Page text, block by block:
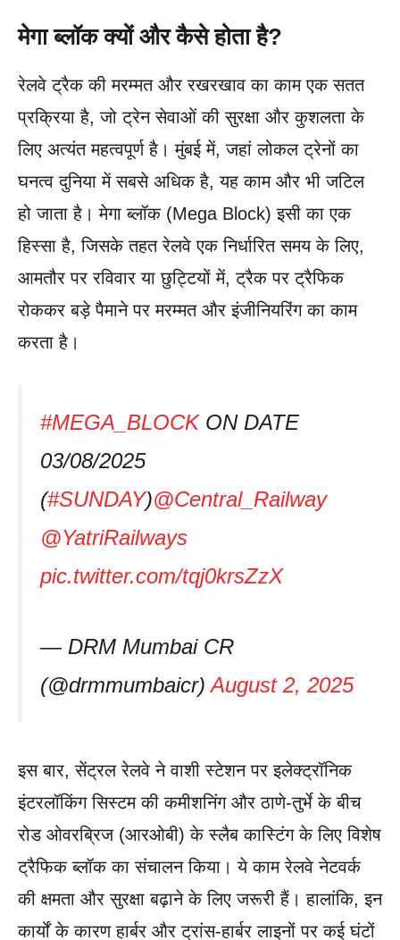
मेगा ब्लॉक क्यों और कैसे होता है?
रेलवे ट्रैक की मरम्मत और रखरखाव का काम एक सतत
प्रक्रिया है, जो ट्रेन सेवाओं की सुरक्षा और कुशलता के
लिए अत्यंत महत्वपूर्ण है। मुंबई में, जहां लोकल ट्रेनों का
घनत्व दुनिया में सबसे अधिक है, यह काम और भी जटिल
हो जाता है। मेगा ब्लॉक (Mega Block) इसी का एक
हिस्सा है, जिसके तहत रेलवे एक निर्धारित समय के लिए,
आमतौर पर रविवार या छुट्टियों में, ट्रैक पर ट्रैफिक
रोककर बड़े पैमाने पर मरम्मत और इंजीनियरिंग का काम
करता है।
#MEGA_BLOCKON DATE
03/08/2025
(#SUNDAY)@Central_Railway
@YatriRailways
pic.twitter.com/tqj0krsZzX
— DRM Mumbai CR
(@drmmumbaicr)August 2, 2025
इस बार, सेंट्रल रेलवे ने वाशी स्टेशन पर इलेक्ट्रॉनिक
इंटरलॉकिंग सिस्टम की कमीशनिंग और ठाणे-तुर्भे के बीच
रोड ओवरब्रिज (आरओबी) के स्लैब कास्टिंग के लिए विशेष
ट्रैफिक ब्लॉक का संचालन किया। ये काम रेलवे नेटवर्क
की क्षमता और सुरक्षा बढ़ाने के लिए जरूरी हैं। हालांकि, इन
कार्यों के कारण हार्बर और ट्रांस-हार्बर लाइनों पर कई घंटों